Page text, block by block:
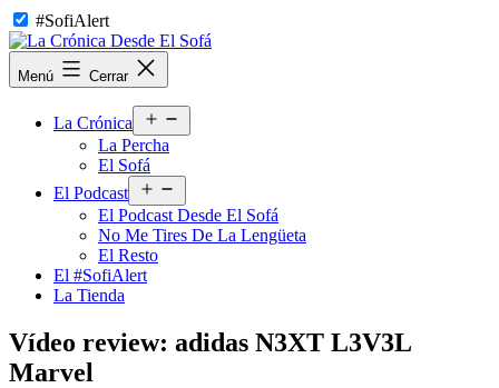
Saltar
al
contenido
#SofiAlert
La
Crónica
Menú Cerrar
La Crónica
el
La Percha
El Sofá
El Podcast
el
menú
El Podcast Desde El Sofá
No Me Tires De La Lengüeta
El Resto
El #SofiAlert
La Tienda
Vídeo review: adidas N3XT L3V3L
Marvel